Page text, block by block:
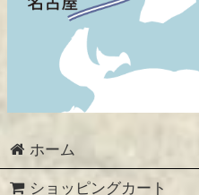
ホーム
ショッピングカート